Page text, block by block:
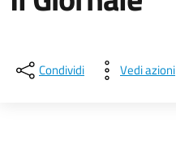
Condividi Vedi azioni